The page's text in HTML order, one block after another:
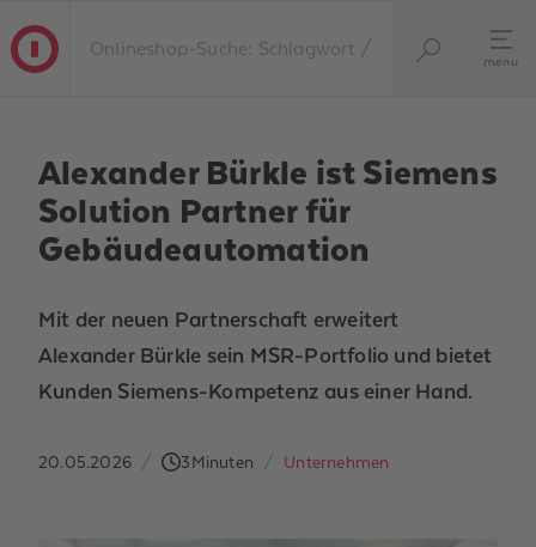
menu
Alexander Bürkle ist Siemens
Solution Partner für
Gebäudeautomation
Mit der neuen Partnerschaft erweitert
Alexander Bürkle sein MSR-Portfolio und bietet
Kunden Siemens-Kompetenz aus einer Hand.
20.05.2026 / 3Minuten / Unternehmen